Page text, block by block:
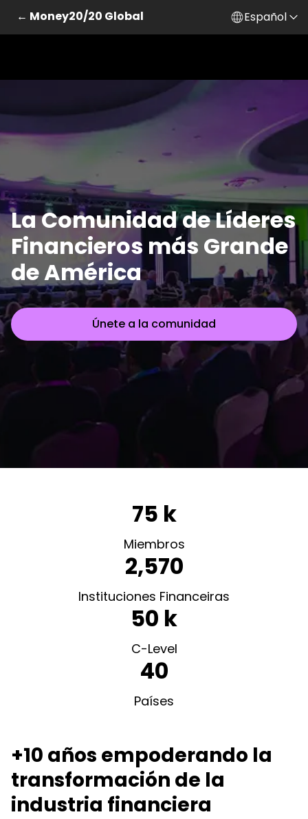
Saltar al contenido principal
← Money20/20 Global Español
La Comunidad de Líderes
Financieros más Grande
de América
Únete a la comunidad
75 k
Miembros
2,570
Instituciones Financeiras
50 k
C-Level
40
Países
+10 años empoderando la
transformación de la
industria financiera